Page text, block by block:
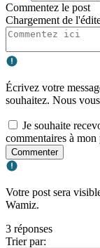
Commentez le post
Chargement de
Écrivez votre
souhaitez. Nous
Je souhaite
commentaires à mon
Commenter
Votre post sera
Wamiz.
3 réponses
Trier par: